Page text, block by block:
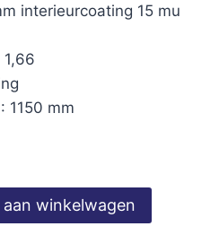
interieurcoating 15 mu
1150 mm
winkelwagen